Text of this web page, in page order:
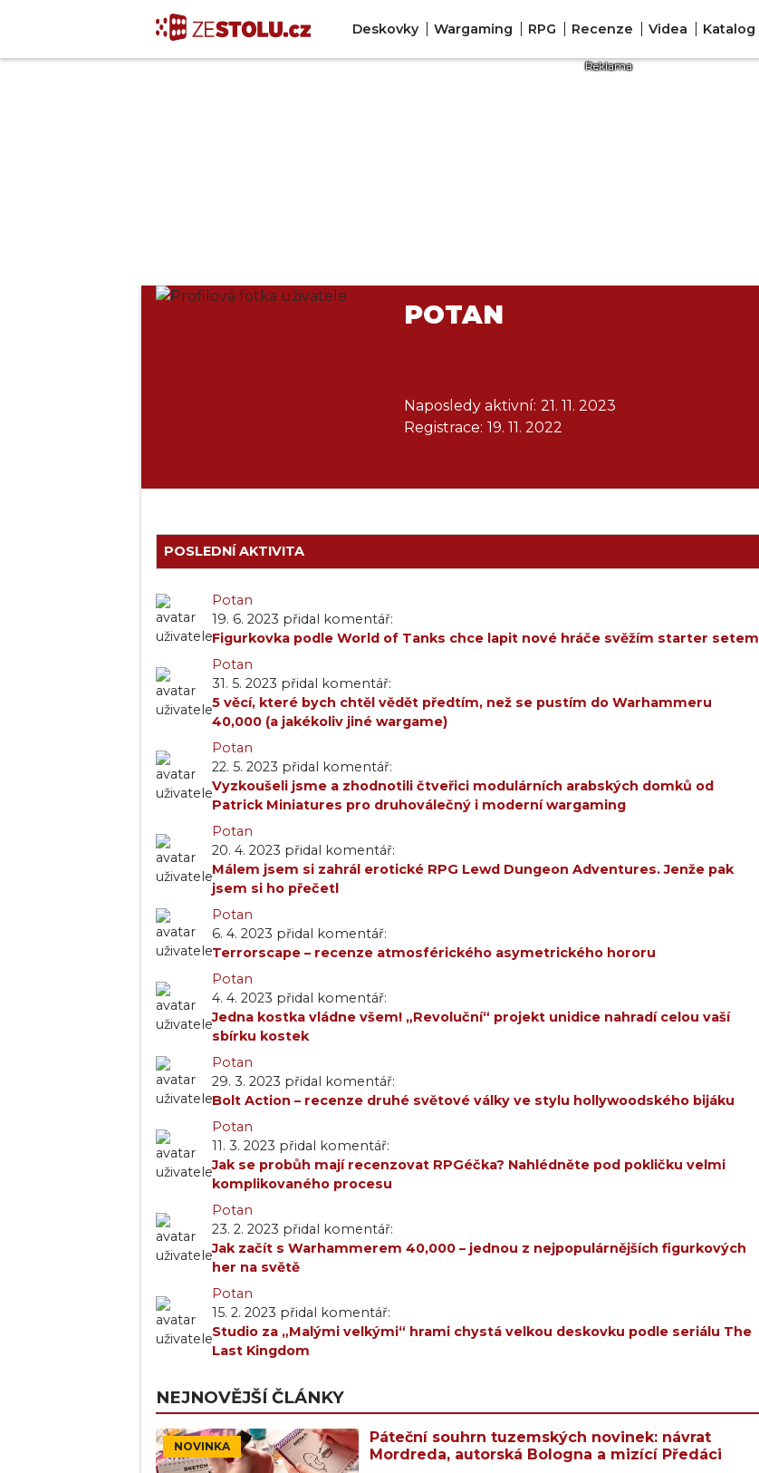
Deskovky Wargaming RPG Recenze Videa Katalog
POTAN
Naposledy aktivní: 21. 11. 2023
Registrace: 19. 11. 2022
POSLEDNÍ AKTIVITA
Potan
19. 6. 2023 přidal komentář:
Figurkovka podle World of Tanks chce lapit nové hráče svěžím starter setem
Potan
31. 5. 2023 přidal komentář:
5 věcí, které bych chtěl vědět předtím, než se pustím do Warhammeru
40,000 (a jakékoliv jiné wargame)
Potan
22. 5. 2023 přidal komentář:
Vyzkoušeli jsme a zhodnotili čtveřici modulárních arabských domků od
Patrick Miniatures pro druhoválečný i moderní wargaming
Potan
20. 4. 2023 přidal komentář:
Málem jsem si zahrál erotické RPG Lewd Dungeon Adventures. Jenže pak
jsem si ho přečetl
Potan
6. 4. 2023 přidal komentář:
Terrorscape – recenze atmosférického asymetrického hororu
Potan
4. 4. 2023 přidal komentář:
Jedna kostka vládne všem! „Revoluční“ projekt unidice nahradí celou vaší
sbírku kostek
Potan
29. 3. 2023 přidal komentář:
Bolt Action – recenze druhé světové války ve stylu hollywoodského bijáku
Potan
11. 3. 2023 přidal komentář:
Jak se probůh mají recenzovat RPGéčka? Nahlédněte pod pokličku velmi
komplikovaného procesu
Potan
23. 2. 2023 přidal komentář:
Jak začít s Warhammerem 40,000 – jednou z nejpopulárnějších figurkových
her na světě
Potan
15. 2. 2023 přidal komentář:
Studio za „Malými velkými“ hrami chystá velkou deskovku podle seriálu The
Last Kingdom
NEJNOVĚJŠÍ ČLÁNKY
NOVINKA
Páteční souhrn tuzemských novinek: návrat
Mordreda, autorská Bologna a mizící Předáci